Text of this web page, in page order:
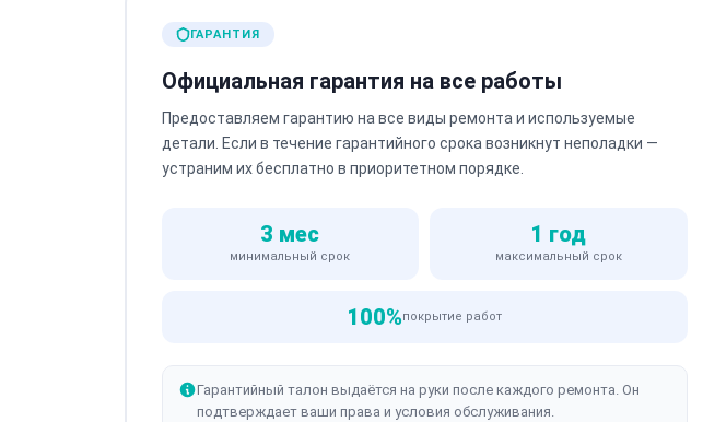
ГАРАНТИЯ
Официальная гарантия на все работы
Предоставляем гарантию на все виды ремонта и используемые
детали. Если в течение гарантийного срока возникнут неполадки —
устраним их бесплатно в приоритетном порядке.
3 мес
минимальный срок
1 год
максимальный срок
100%покрытие работ
Гарантийный талон выдаётся на руки после каждого ремонта. Он
подтверждает ваши права и условия обслуживания.